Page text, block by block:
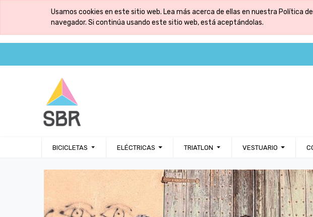
Usamos cookies en este sitio web. Lea más acerca de ellas en nuestra Política
navegador. Si continúa usando este sitio web, está aceptándolas.
BICICLETAS ELÉCTRICAS TRIATLON VESTUARIO